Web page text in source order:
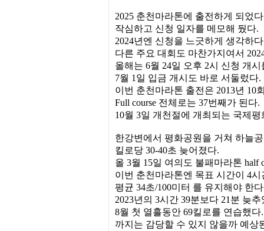
2025 춘천마라톤에 출전하게 되었
작심하고 신청 일자를 메모해 뒀다.
2024년엔 신청을 느긋하게 생각하
다른 주요 대회도 마찬가지여서
올해는 6월 24일 오후 2시 신청 개
7월 1일 입금 개시도 바로 서둘렀다.
이번 춘천마라톤 출전은 2013년 10
Full course 전체로는 37번째가 된다.
10월 3일 개천절에 개최되는 국제
한강변에서 평화공원을 거쳐 하늘
킬로당 30-40초 늦어졌다.
올 3월 15일 여의도 불패마라톤 half
이번 춘천마라톤엔 목표 시간이 4시
평균 34초/100미터 를 유지해야 한
2023년의 3시간 39분보다 21분 늦
8월 첫 열흘동안 69킬로를 연습했
까지는 감당할 수 있지 않을까 예상